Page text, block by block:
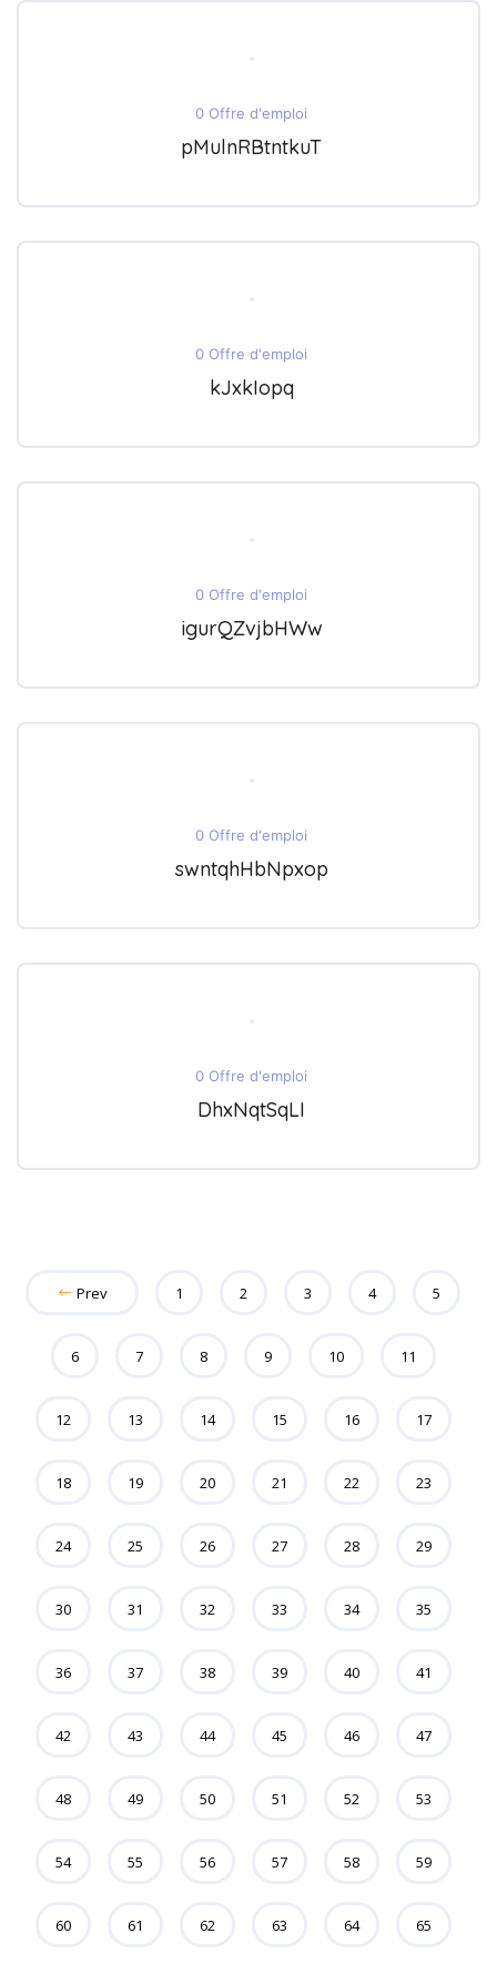
0 Offre d'emploi
pMulnRBtntkuT
0 Offre d'emploi
kJxkIopq
0 Offre d'emploi
igurQZvjbHWw
0 Offre d'emploi
swntqhHbNpxop
0 Offre d'emploi
DhxNqtSqLI
Prev 1 2 3 4 5
6 7 8 9 10 11
12 13 14 15 16 17
18 19 20 21 22 23
24 25 26 27 28 29
30 31 32 33 34 35
36 37 38 39 40 41
42 43 44 45 46 47
48 49 50 51 52 53
54 55 56 57 58 59
60 61 62 63 64 65